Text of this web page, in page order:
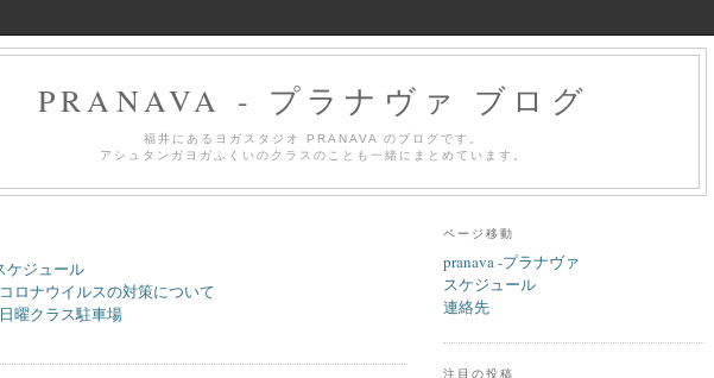
PRANAVA - プラナヴァ ブログ
福井にあるヨガスタジオ PRANAVA のブログです。
アシュタンガヨガふくいのクラスのことも一緒にまとめています。
ケジュール
ロナウイルスの対策について
曜クラス駐車場
ページ移動
pranava -プラナヴァ
スケジュール
連絡先
注目の投稿